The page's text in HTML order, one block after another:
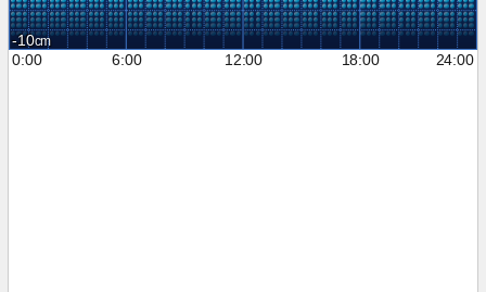
-10
0:00
6:00 12:00 18:00 24:00